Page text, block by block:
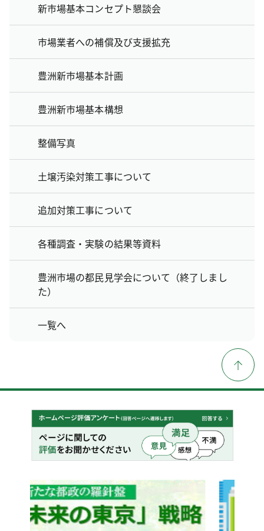
新市場基本コンセプト懇談会
市場業者への補償及び支援拡充
豊洲新市場基本計画
豊洲新市場基本構想
整備写真
土壌汚染対策工事について
追加対策工事について
各種調査・実験の結果等資料
豊洲市場の都民見学会について（終了しまし
た）
一覧へ